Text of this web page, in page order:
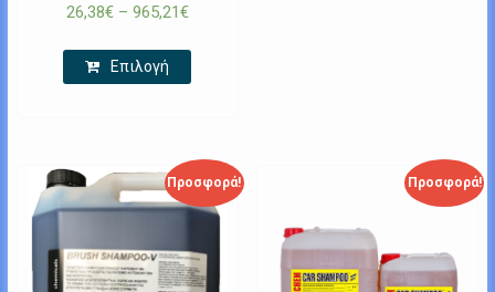
26,38€– 965,21€
Επιλογή
Προσφορά! Προσφορά!